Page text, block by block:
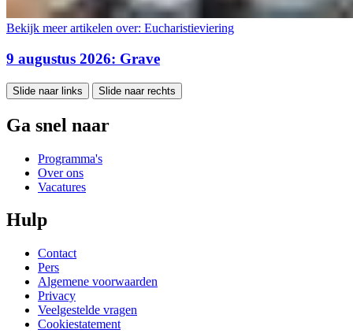
Bekijk meer artikelen over: Eucharistieviering
9 augustus 2026: Grave
Slide naar links Slide naar rechts
Ga snel naar
Programma's
Over ons
Vacatures
Hulp
Contact
Pers
Algemene voorwaarden
Privacy
Veelgestelde vragen
Cookiestatement